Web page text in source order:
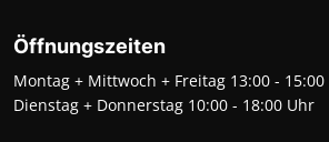
Öffnungszeiten
Montag + Mittwoch + Freitag 13:00 -
Dienstag + Donnerstag 10:00 - 18:00 Uhr